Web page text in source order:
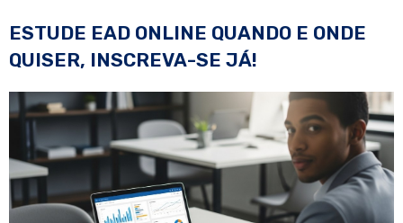
ESTUDE EAD ONLINE QUANDO E ONDE
QUISER, INSCREVA-SE JÁ!